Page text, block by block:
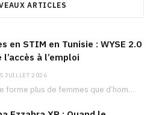
ARTICLES
en STIM en Tunisie : WYSE 2.0
à l’emploi
JUILLET 2026
La Tunisie forme plus de femmes que d’hommes dans les filières scientifiques. Pourtant, pour beaucoup…